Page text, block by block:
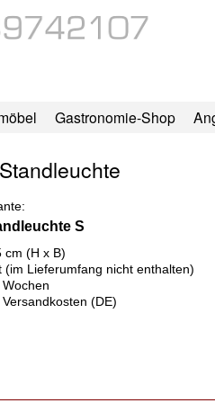
Gastronomie-Shop
S
cm (H x B)
(im Lieferumfang nicht enthalten)
(DE)